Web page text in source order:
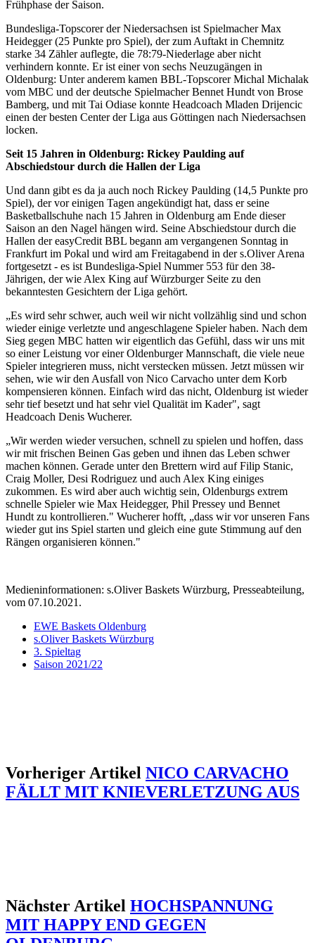
Frühphase der Saison.
Bundesliga-Topscorer der Niedersachsen ist Spielmacher Max
Heidegger (25 Punkte pro Spiel), der zum Auftakt in Chemnitz
starke 34 Zähler auflegte, die 78:79-Niederlage aber nicht
verhindern konnte. Er ist einer von sechs Neuzugängen in
Oldenburg: Unter anderem kamen BBL-Topscorer Michal Michalak
vom MBC und der deutsche Spielmacher Bennet Hundt von Brose
Bamberg, und mit Tai Odiase konnte Headcoach Mladen Drijencic
einen der besten Center der Liga aus Göttingen nach Niedersachsen
locken.
Seit 15 Jahren in Oldenburg: Rickey Paulding auf
Abschiedstour durch die Hallen der Liga
Und dann gibt es da ja auch noch Rickey Paulding (14,5 Punkte pro
Spiel), der vor einigen Tagen angekündigt hat, dass er seine
Basketballschuhe nach 15 Jahren in Oldenburg am Ende dieser
Saison an den Nagel hängen wird. Seine Abschiedstour durch die
Hallen der easyCredit BBL begann am vergangenen Sonntag in
Frankfurt im Pokal und wird am Freitagabend in der s.Oliver Arena
fortgesetzt - es ist Bundesliga-Spiel Nummer 553 für den 38-
Jährigen, der wie Alex King auf Würzburger Seite zu den
bekanntesten Gesichtern der Liga gehört.
„Es wird sehr schwer, auch weil wir nicht vollzählig sind und schon
wieder einige verletzte und angeschlagene Spieler haben. Nach dem
Sieg gegen MBC hatten wir eigentlich das Gefühl, dass wir uns mit
so einer Leistung vor einer Oldenburger Mannschaft, die viele neue
Spieler integrieren muss, nicht verstecken müssen. Jetzt müssen wir
sehen, wie wir den Ausfall von Nico Carvacho unter dem Korb
kompensieren können. Einfach wird das nicht, Oldenburg ist wieder
sehr tief besetzt und hat sehr viel Qualität im Kader", sagt
Headcoach Denis Wucherer.
„Wir werden wieder versuchen, schnell zu spielen und hoffen, dass
wir mit frischen Beinen Gas geben und ihnen das Leben schwer
machen können. Gerade unter den Brettern wird auf Filip Stanic,
Craig Moller, Desi Rodriguez und auch Alex King einiges
zukommen. Es wird aber auch wichtig sein, Oldenburgs extrem
schnelle Spieler wie Max Heidegger, Phil Pressey und Bennet
Hundt zu kontrollieren." Wucherer hofft, „dass wir vor unseren Fans
wieder gut ins Spiel starten und gleich eine gute Stimmung auf den
Rängen organisieren können."
Medieninformationen: s.Oliver Baskets Würzburg, Presseabteilung,
vom 07.10.2021.
EWE Baskets Oldenburg
s.Oliver Baskets Würzburg
3. Spieltag
Saison 2021/22
Vorheriger Artikel NICO CARVACHO
FÄLLT MIT KNIEVERLETZUNG AUS
Nächster Artikel HOCHSPANNUNG
MIT HAPPY END GEGEN